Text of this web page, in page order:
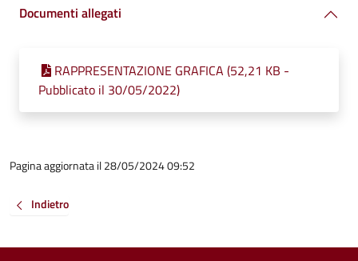
Documenti allegati
RAPPRESENTAZIONE GRAFICA (52,21 KB -
Pubblicato il 30/05/2022)
Pagina aggiornata il 28/05/2024 09:52
Indietro